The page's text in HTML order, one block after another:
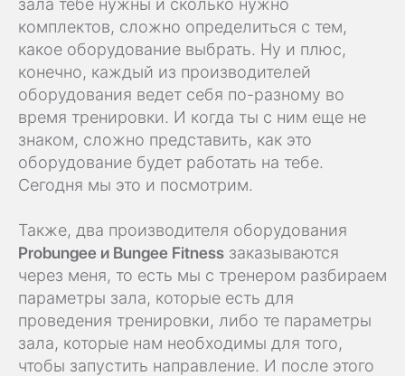
зала тебе нужны и сколько нужно
комплектов, сложно определиться с тем,
какое оборудование выбрать. Ну и плюс,
конечно, каждый из производителей
оборудования ведет себя по-разному во
время тренировки. И когда ты с ним еще не
знаком, сложно представить, как это
оборудование будет работать на тебе.
Сегодня мы это и посмотрим.
Также, два производителя оборудования
Probungee и Bungee Fitness заказываются
через меня, то есть мы с тренером разбираем
параметры зала, которые есть для
проведения тренировки, либо те параметры
зала, которые нам необходимы для того,
чтобы запустить направление. И после этого